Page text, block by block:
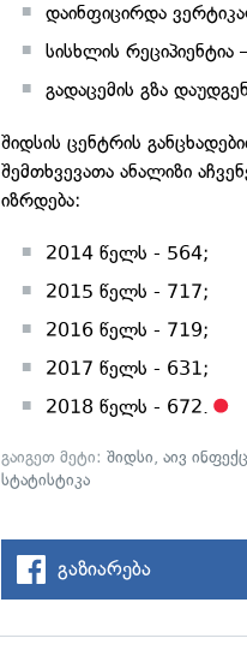
დაინფიცირდა
სისხლის
გადაცემის გზა
შიდსის ცენტრის
შემთხვევათა ანალიზი
იზრდება:
2014 წელს - 564;
2015 წელს - 717;
2016 წელს - 719;
2017 წელს - 631;
2018 წელს - 672.
გაიგეთ მეტი:შიდსი,აივ
სტატისტიკა
გაზიარება